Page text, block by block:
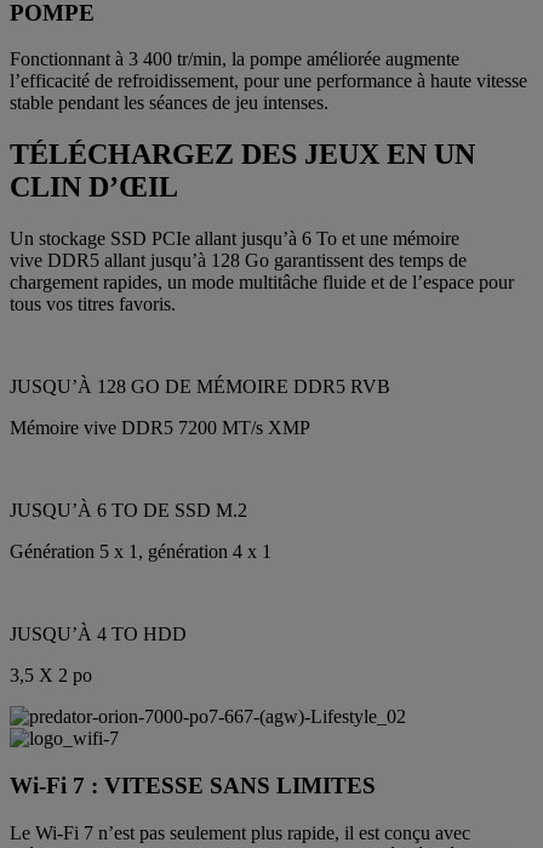
POMPE
Fonctionnant à 3 400 tr/min, la pompe améliorée augmente
l’efficacité de refroidissement, pour une performance à haute vitesse
stable pendant les séances de jeu intenses.
TÉLÉCHARGEZ DES JEUX EN UN
CLIN D’ŒIL
Un stockage SSD PCIe allant jusqu’à 6 To et une mémoire
vive DDR5 allant jusqu’à 128 Go garantissent des temps de
chargement rapides, un mode multitâche fluide et de l’espace pour
tous vos titres favoris.
JUSQU’À 128 GO DE MÉMOIRE DDR5 RVB
Mémoire vive DDR5 7200 MT/s XMP
JUSQU’À 6 TO DE SSD M.2
Génération 5 x 1, génération 4 x 1
JUSQU’À 4 TO HDD
3,5 X 2 po
Wi-Fi 7 : VITESSE SANS LIMITES
Le Wi-Fi 7 n’est pas seulement plus rapide, il est conçu avec